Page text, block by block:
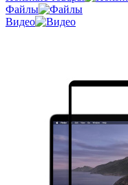
Файлы
Видео